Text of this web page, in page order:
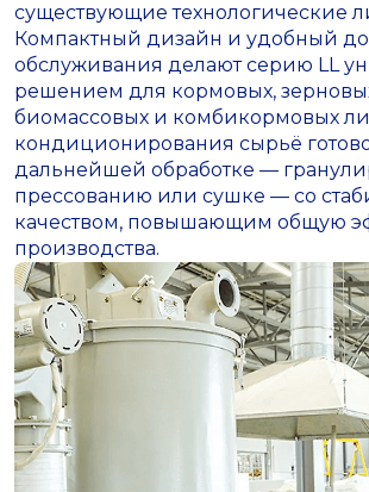
существующие технологические
Компактный дизайн и удобный
обслуживания делают серию LL
решением для кормовых,
биомассовых и комбикормовых
кондиционирования сырьё
дальнейшей обработке —
прессованию или сушке — со
качеством, повышающим общую
производства.